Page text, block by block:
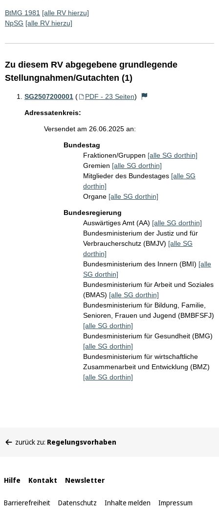
BtMG 1981 [alle RV hierzu]
NpSG [alle RV hierzu]
Zu diesem RV abgegebene grundlegende
Stellungnahmen/Gutachten (1)
SG2507200001 ( PDF - 23 Seiten)
Adressatenkreis:
Versendet am 26.06.2025 an:
Bundestag
Fraktionen/Gruppen [alle SG dorthin]
Gremien [alle SG dorthin]
Mitglieder des Bundestages [alle SG
dorthin]
Organe [alle SG dorthin]
Bundesregierung
Auswärtiges Amt (AA) [alle SG dorthin]
Bundesministerium der Justiz und für
Verbraucherschutz (BMJV) [alle SG
dorthin]
Bundesministerium des Innern (BMI) [alle
SG dorthin]
Bundesministerium für Arbeit und Soziales
(BMAS) [alle SG dorthin]
Bundesministerium für Bildung, Familie,
Senioren, Frauen und Jugend (BMBFSFJ)
[alle SG dorthin]
Bundesministerium für Gesundheit (BMG)
[alle SG dorthin]
Bundesministerium für wirtschaftliche
Zusammenarbeit und Entwicklung (BMZ)
[alle SG dorthin]
befinden
zurück zu: Regelungsvorhaben
Interne
Links
Hilfe Kontakt Newsletter
Barrierefreiheit Datenschutz Inhalte melden Impressum